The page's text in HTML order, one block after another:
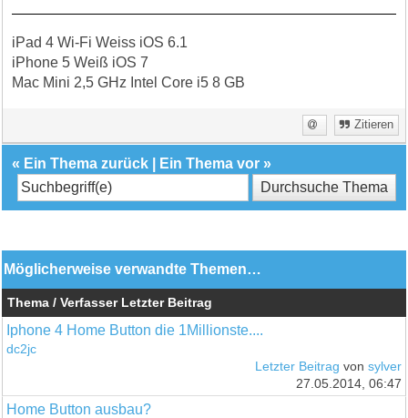
iPad 4 Wi-Fi Weiss iOS 6.1
iPhone 5 Weiß iOS 7
Mac Mini 2,5 GHz Intel Core i5 8 GB
Zitieren
« Ein Thema zurück Ein Thema vor »
Möglicherweise verwandte Themen…
Thema / Verfasser Letzter Beitrag
Iphone 4 Home Button die 1Millionste....
dc2jc
Letzter Beitrag von sylver
27.05.2014, 06:47
Home Button ausbau?